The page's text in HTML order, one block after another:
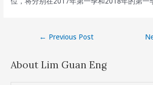
← Previous Post
About Lim Guan Eng